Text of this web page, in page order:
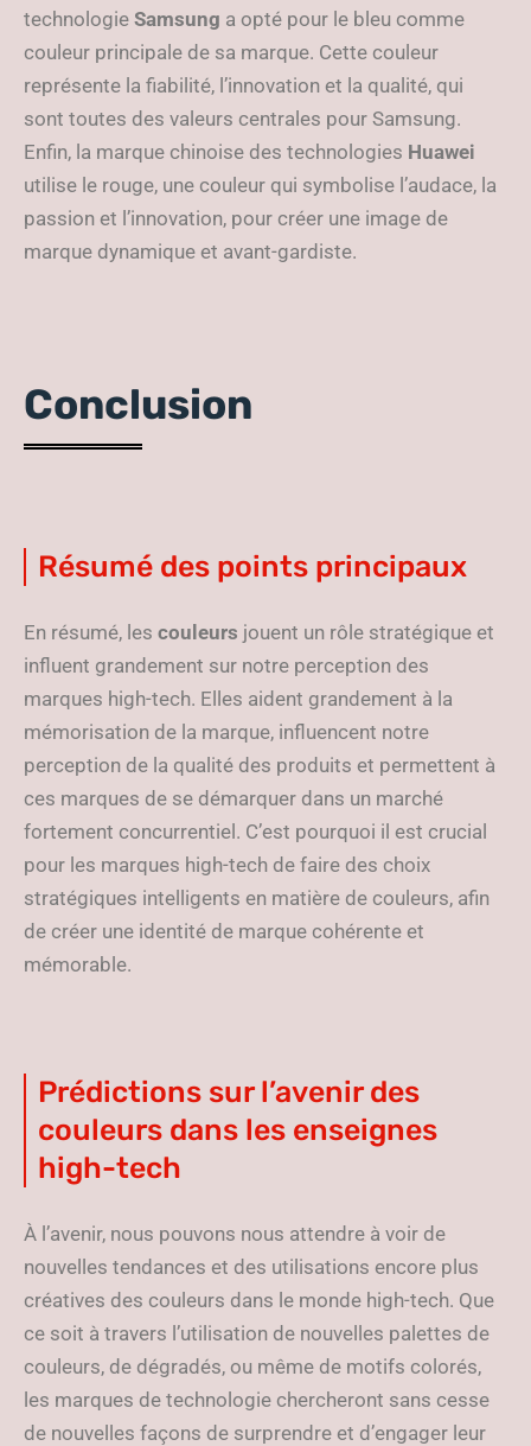
technologie Samsung a opté pour le bleu comme
couleur principale de sa marque. Cette couleur
représente la fiabilité, l’innovation et la qualité, qui
sont toutes des valeurs centrales pour Samsung.
Enfin, la marque chinoise des technologies Huawei
utilise le rouge, une couleur qui symbolise l’audace, la
passion et l’innovation, pour créer une image de
marque dynamique et avant-gardiste.
Conclusion
Résumé des points principaux
En résumé, les couleurs jouent un rôle stratégique et
influent grandement sur notre perception des
marques high-tech. Elles aident grandement à la
mémorisation de la marque, influencent notre
perception de la qualité des produits et permettent à
ces marques de se démarquer dans un marché
fortement concurrentiel. C’est pourquoi il est crucial
pour les marques high-tech de faire des choix
stratégiques intelligents en matière de couleurs, afin
de créer une identité de marque cohérente et
mémorable.
Prédictions sur l’avenir des
couleurs dans les enseignes
high-tech
À l’avenir, nous pouvons nous attendre à voir de
nouvelles tendances et des utilisations encore plus
créatives des couleurs dans le monde high-tech. Que
ce soit à travers l’utilisation de nouvelles palettes de
couleurs, de dégradés, ou même de motifs colorés,
les marques de technologie chercheront sans cesse
de nouvelles façons de surprendre et d’engager leur